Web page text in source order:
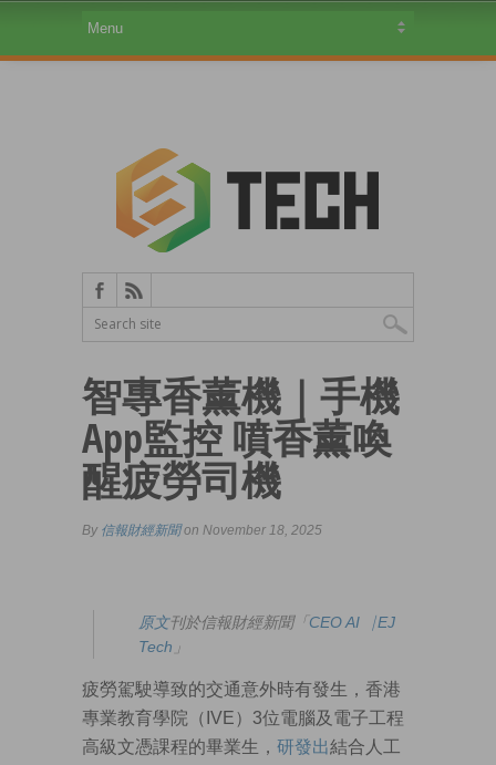
智專香薰機｜手機
App監控 噴香薰喚
醒疲勞司機
By 信報財經新聞on November 18, 2025
原文刊於信報財經新聞「CEO AI⎹ EJ
Tech 」
疲勞駕駛導致的交通意外時有發生，香港
專業教育學院（IVE）3位電腦及電子工程
高級文憑課程的畢業生， 研發出結合人工